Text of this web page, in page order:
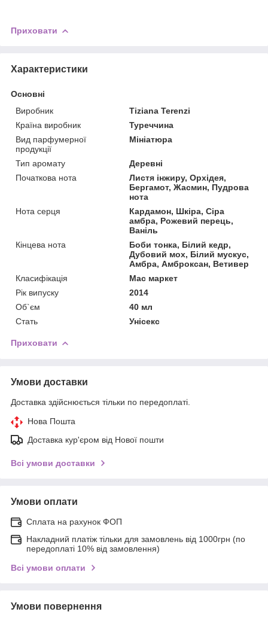
Приховати
Характеристики
Основні
Виробник
Tiziana Terenzi
Країна виробник
Туреччина
Вид парфумерної
продукції
Мініатюра
Тип аромату
Деревні
Початкова нота
Листя інжиру, Орхідея,
Бергамот, Жасмин, Пудрова
нота
Нота серця
Кардамон, Шкіра, Сіра
амбра, Рожевий перець,
Ваніль
Кінцева нота
Боби тонка, Білий кедр,
Дубовий мох, Білий мускус,
Амбра, Амброксан, Ветивер
Класифікація
Мас маркет
Рік випуску
2014
Об`єм
40 мл
Стать
Унісекс
Приховати
Умови доставки
Доставка здійснюється тільки по передоплаті.
Нова Пошта
Доставка кур'єром від Нової пошти
Всі умови доставки
Умови оплати
Сплата на рахунок ФОП
Накладний платіж тільки для замовлень від 1000грн (по
передоплаті 10% від замовлення)
Всі умови оплати
Умови повернення